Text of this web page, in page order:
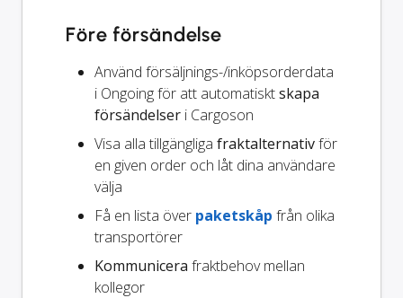
Före försändelse
Använd försäljnings-/inköpsorderdata
i Ongoing för att automatisktskapa
försändelser i Cargoson
Visa alla tillgängliga fraktalternativför
en given order och låt dina användare
välja
Få en lista över paketskåp från olika
transportörer
Kommunicera fraktbehov mellan
kollegor